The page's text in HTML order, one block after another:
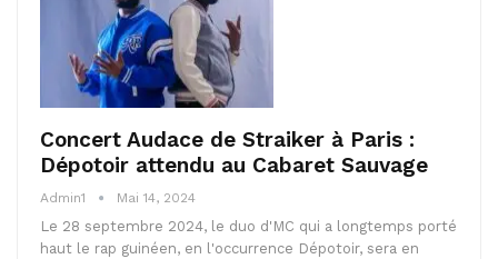
Concert Audace de Straiker à Paris :
Dépotoir attendu au Cabaret Sauvage
Admin1 Mai 14, 2024
Le 28 septembre 2024, le duo d'MC qui a longtemps porté
haut le rap guinéen, en l'occurrence Dépotoir, sera en